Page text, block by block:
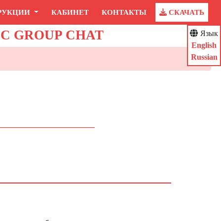
КАБИНЕТ КОНТАКТЫ СКАЧАТЬ
Язык
English
Russian
GROUP CHAT